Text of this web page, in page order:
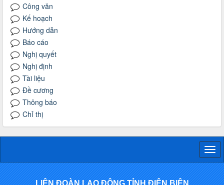
Công văn
Kế hoạch
Hướng dẫn
Báo cáo
Nghị quyết
Nghị định
Tài liệu
Đề cương
Thông báo
Chỉ thị
LIÊN ĐOÀN LAO ĐỘNG TỈNH ĐIỆN BIÊN